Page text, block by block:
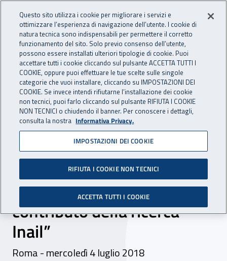
INAIL - Istituto Nazionale
Apri cerca
Navigazione principale
Navigazione - Ti trovi in:
Home Inail comunica Eventi
04 luglio 2018
Convegno - “Ergonomia
4.0, prevention through
design e impresa 4.0. Il
contributo della ricerca
Inail”
Roma - mercoledì 4 luglio 2018
Questo sito utilizza i cookie per migliorare i servizi e
ottimizzare l’esperienza di navigazione dell’utente. I cookie di
natura tecnica sono indispensabili per permettere il corretto
funzionamento del sito. Solo previo consenso dell’utente,
possono essere installati ulteriori tipologie di cookie. Puoi
accettare tutti i cookie cliccando sul pulsante ACCETTA TUTTI I
COOKIE, oppure puoi effettuare le tue scelte sulle singole
categorie che vuoi installare, cliccando su IMPOSTAZIONI DEI
COOKIE. Se invece intendi rifiutarne l’installazione dei cookie
non tecnici, puoi farlo cliccando sul pulsante RIFIUTA I COOKIE
NON TECNICI o chiudendo il banner. Per conoscere i dettagli,
consulta la nostra Informativa Privacy.
IMPOSTAZIONI DEI COOKIE
RIFIUTA I COOKIE NON TECNICI
ACCETTA TUTTI I COOKIE